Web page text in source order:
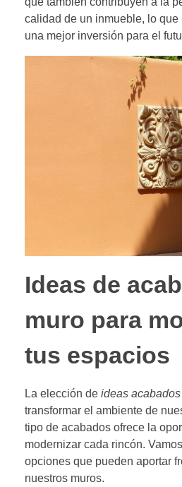
calidad de un inmueble, lo que
una mejor inversión para el
Ideas de
muro para
tus espacios
La elección de ideas
transformar el ambiente de
tipo de acabados ofrece la
modernizar cada rincón.
opciones que pueden aportar
nuestros muros.